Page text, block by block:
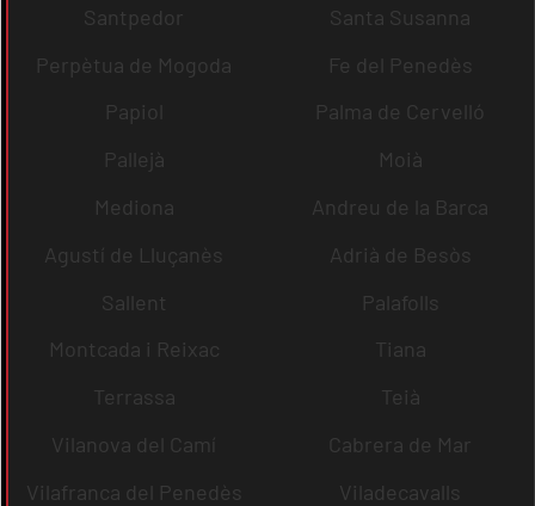
Santpedor
Santa Susanna
Perpètua de Mogoda
Fe del Penedès
Papiol
Palma de Cervelló
Pallejà
Moià
Mediona
Andreu de la Barca
Agustí de Lluçanès
Adrià de Besòs
Sallent
Palafolls
Montcada i Reixac
Tiana
Terrassa
Teià
Vilanova del Camí
Cabrera de Mar
Vilafranca del Penedès
Viladecavalls